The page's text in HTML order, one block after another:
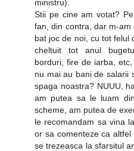
ministru).
Stii pe cine am votat?
fan, din contra, dar m-
bat joc de noi, cu tot felul
cheltuit tot anul
borduri, fire de iarba,
nu mai au bani de salarii
spaga noastra? NUUU,
am putea sa le luam
scheme, am putea de
le recomandam sa vina
or sa comenteze ca
se trezeasca la sfarsitul